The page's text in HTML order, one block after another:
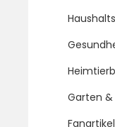
Garten